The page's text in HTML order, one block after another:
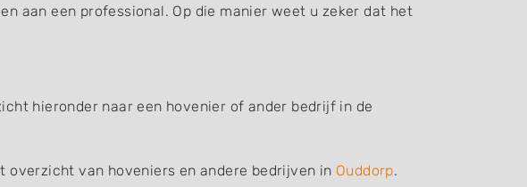
aan een professional. Op die manier weet u zeker dat het
hieronder naar een hovenier of ander bedrijf in de
overzicht van hoveniers en andere bedrijven in Ouddorp.